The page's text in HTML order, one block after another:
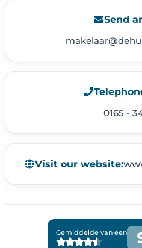
Send
0165 -
Visit our website: